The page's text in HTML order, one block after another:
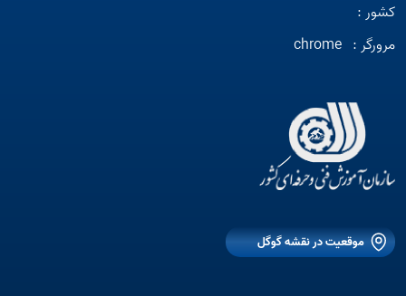
کشور :
مرورگر : chrome
موقعیت در نقشه گوگل